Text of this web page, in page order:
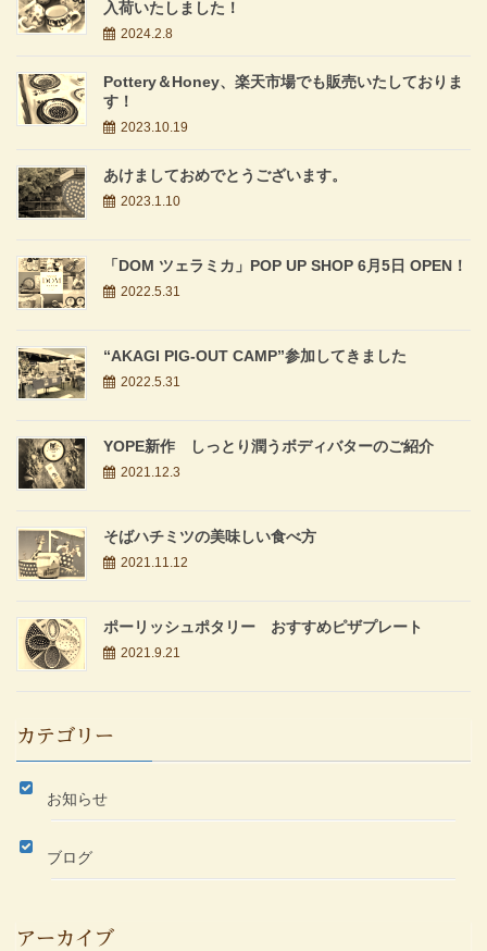
入荷いたしました！
2024.2.8
Pottery＆Honey、楽天市場でも販売いたしておりま
す！
2023.10.19
あけましておめでとうございます。
2023.1.10
「DOM ツェラミカ」POP UP SHOP 6月5日 OPEN！
2022.5.31
“AKAGI PIG-OUT CAMP”参加してきました
2022.5.31
YOPE新作 しっとり潤うボディバターのご紹介
2021.12.3
そばハチミツの美味しい食べ方
2021.11.12
ポーリッシュポタリー おすすめピザプレート
2021.9.21
カテゴリー
お知らせ
ブログ
アーカイブ